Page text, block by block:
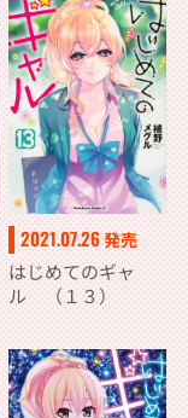
2021.07.26発売
はじめてのギャ
ル （１３）